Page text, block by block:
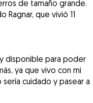
de tamaño grande.
Ragnar, que vivió 11
disponible para poder
ya que vivo con mi
cuidado y pasear a